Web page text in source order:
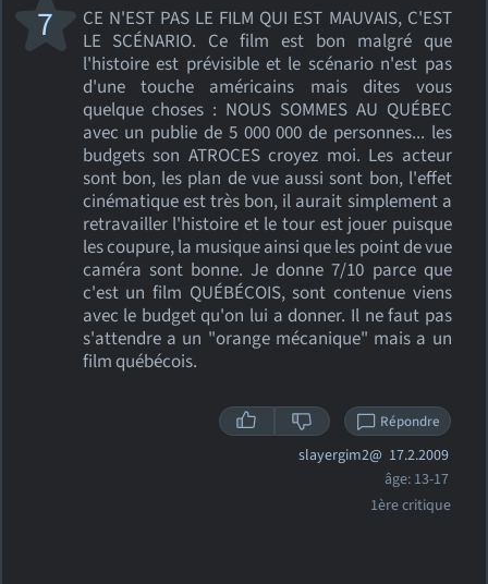
CE N'EST PAS LE FILM QUI EST MAUVAIS, C'EST
LE SCÉNARIO. Ce film est bon malgré que
l'histoire est prévisible et le scénario n'est pas
d'une touche américains mais dites vous
quelque choses : NOUS SOMMES AU QUÉBEC
avec un publie de 5 000 000 de personnes... les
budgets son ATROCES croyez moi. Les acteur
sont bon, les plan de vue aussi sont bon, l'effet
cinématique est très bon, il aurait simplement a
retravailler l'histoire et le tour est jouer puisque
les coupure, la musique ainsi que les point de vue
caméra sont bonne. Je donne 7/10 parce que
c'est un film QUÉBÉCOIS, sont contenue viens
avec le budget qu'on lui a donner. Il ne faut pas
s'attendre a un "orange mécanique" mais a un
film québécois.
7
Répondre
slayergim2@ 17.2.2009
âge: 13-17
1ère critique